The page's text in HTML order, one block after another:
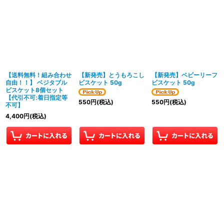
絞り込む
【送料無料！組み合わせ
自由！！】 ベジタブル
ビスケット8個セット
【代引不可:着日指定等
不可】
4,400円(税込)
【新発売】とうもろこし
ビスケット 50g
550円(税込)
【新発売】ベビーリーフ
ビスケット 50g
550円(税込)